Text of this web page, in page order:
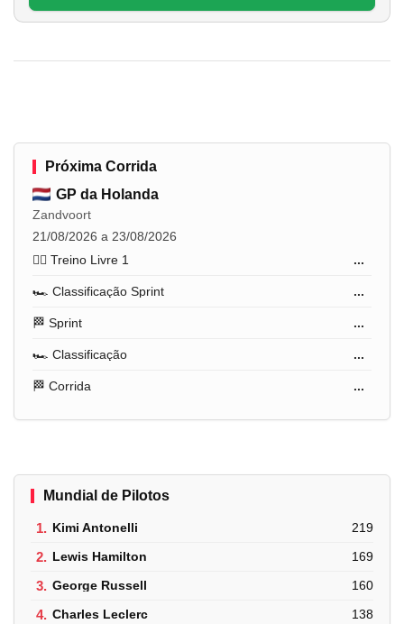
Próxima Corrida
GP da Holanda
Zandvoort
21/08/2026 a 23/08/2026
🏋️‍♂️ Treino Livre 1
...
🏎️ Classificação Sprint ...
🏁 Sprint ...
🏎️ Classificação ...
🏁 Corrida ...
Mundial de Pilotos
1. Kimi Antonelli 219
2. Lewis Hamilton 169
3. George Russell 160
4. Charles Leclerc 138